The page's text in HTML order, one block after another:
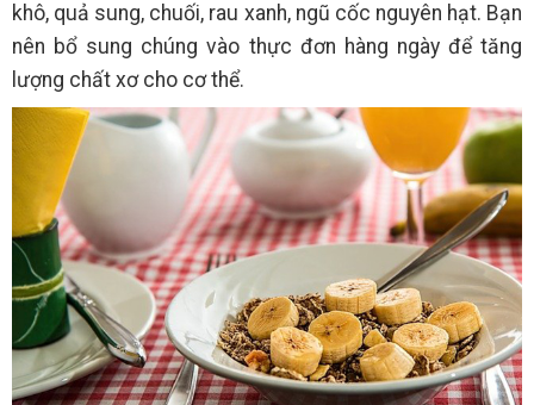
khô, quả sung, chuối, rau xanh, ngũ cốc nguyên hạt. Bạn
nên bổ sung chúng vào thực đơn hàng ngày để tăng
lượng chất xơ cho cơ thể.